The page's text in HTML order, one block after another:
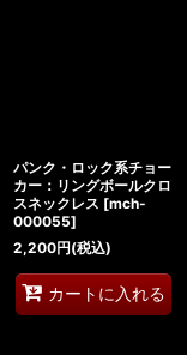
パンク・ロック系チョー
カー：リングボールクロ
スネックレス [mch-
000055]
2,200円(税込)
カートに入れる